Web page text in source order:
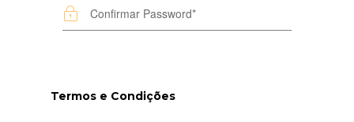
Termos e Condições